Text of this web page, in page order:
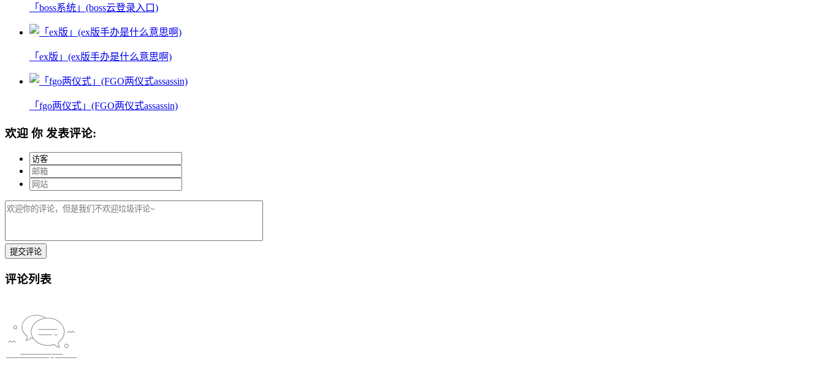
「boss系统」(boss云登录入口)
「ex版」(ex版手办是什么意思啊)
「fgo两仪式」(FGO两仪式assassin)
欢迎 你 发表评论:
评论列表